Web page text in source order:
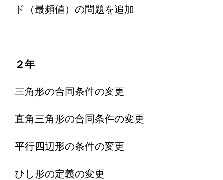
ド（最頻値）の問題を追加
２年
三角形の合同条件の変更
直角三角形の合同条件の変更
平行四辺形の条件の変更
ひし形の定義の変更